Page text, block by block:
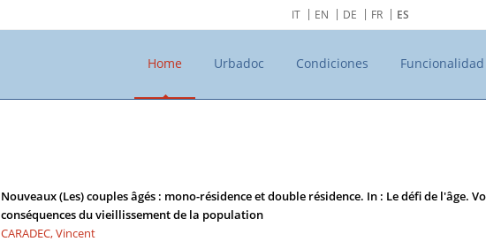
IT EN DE FR ES
Home Urbadoc Condiciones Funcionalidad
Nouveaux (Les) couples âgés : mono-résidence et double résidence. In : Le défi de l'âge.
conséquences du vieillissement de la population
CARADEC, Vincent